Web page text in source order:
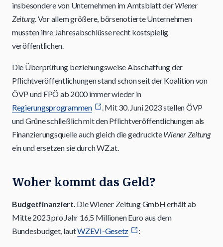
insbesondere von Unternehmen im Amtsblatt derWiener
Zeitung. Vor allem größere, börsenotierte Unternehmen
mussten ihre Jahresabschlüsse recht kostspielig
veröffentlichen.
Die Überprüfung beziehungsweise Abschaffung der
Pflichtveröffentlichungen stand schon seit der Koalition von
ÖVP und FPÖ ab 2000 immer wieder in
Regierungsprogrammen
. Mit 30. Juni 2023 stellen ÖVP
und Grüne schließlich mit den Pflichtveröffentlichungen als
Finanzierungsquelle auch gleich die gedruckteWiener Zeitung
ein und ersetzen sie durch WZ.at.
Woher kommt das Geld?
Budgetfinanziert. Die Wiener Zeitung GmbH erhält ab
Mitte 2023 pro Jahr 16,5 Millionen Euro aus dem
Bundesbudget, lautWZEVI-Gesetz :